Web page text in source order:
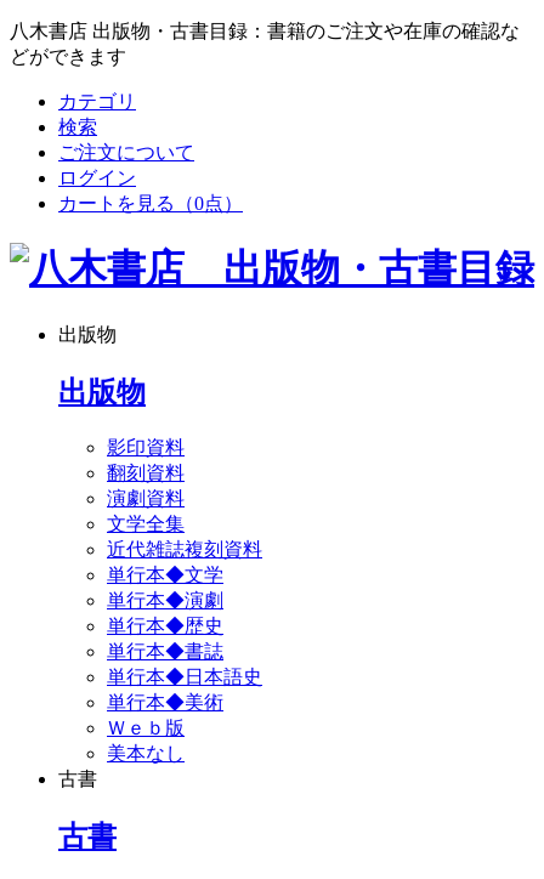
八木書店 出版物・古書目録：書籍のご注文や在庫の確認な
どができます
カテゴリ
検索
ご注文について
ログイン
カートを見る
（0点）
出版物
出版物
影印資料
翻刻資料
演劇資料
文学全集
近代雑誌複刻資料
単行本◆文学
単行本◆演劇
単行本◆歴史
単行本◆書誌
単行本◆日本語史
単行本◆美術
Ｗｅｂ版
美本なし
古書
古書